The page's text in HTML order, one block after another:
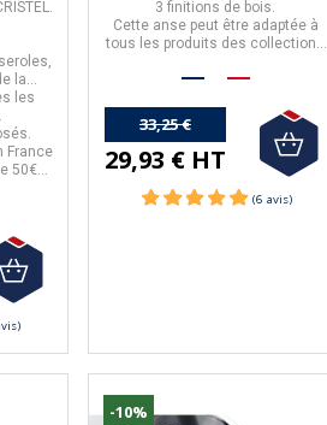
.
la
les
France
50€
3 finitions de bois.
Cette anse peut être adaptée à
tous les produits des collections
33,25 €
29,93 € HT
-10%